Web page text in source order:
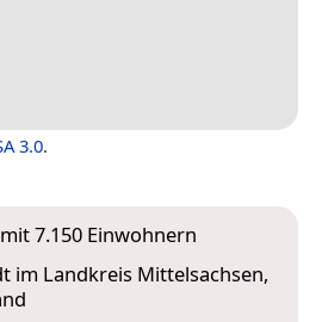
3.0.
mit 7.150 Einwohnern
im Landkreis Mittelsachsen,